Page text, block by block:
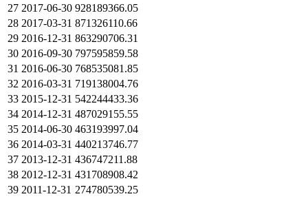
27 2017-06-30 928189366.05
28 2017-03-31 871326110.66
29 2016-12-31 863290706.31
30 2016-09-30 797595859.58
31 2016-06-30 768535081.85
32 2016-03-31 719138004.76
33 2015-12-31 542244433.36
34 2014-12-31 487029155.55
35 2014-06-30 463193997.04
36 2014-03-31 440213746.77
37 2013-12-31 436747211.88
38 2012-12-31 431708908.42
39 2011-12-31 274780539.25